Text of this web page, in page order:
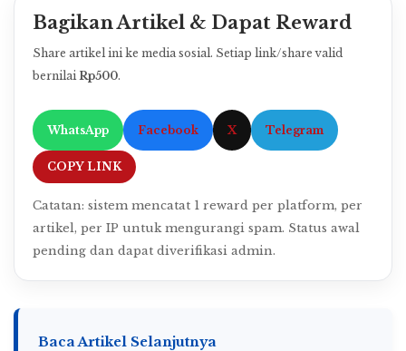
Bagikan Artikel & Dapat Reward
Share artikel ini ke media sosial. Setiap link/share valid
bernilaiRp500.
WhatsApp Facebook X Telegram
COPY LINK
Catatan: sistem mencatat 1 reward per platform, per
artikel, per IP untuk mengurangi spam. Status awal
pending dan dapat diverifikasi admin.
Baca Artikel Selanjutnya